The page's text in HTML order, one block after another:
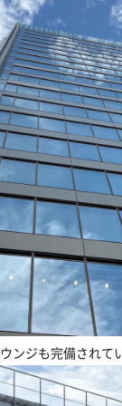
ンジも完備されて